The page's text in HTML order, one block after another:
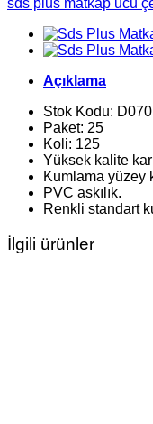
Açıklama
Stok Kodu:
Paket: 25
Koli: 125
Yüksek kalite
Kumlama yüzey
PVC askılık.
Renkli standart
İlgili ürünler